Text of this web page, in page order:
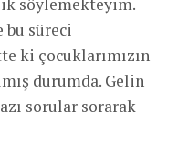
süreci
ki çocuklarımızın
durumda. Gelin
sorular sorarak